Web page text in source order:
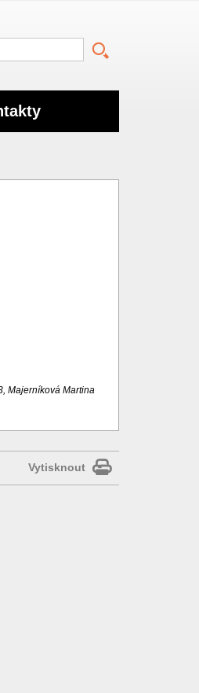
Majerníková Martina
Vytisknout